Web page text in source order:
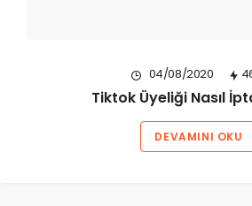
04/08/2020
Tiktok Üyeliği Nasıl
DEVAMINI OKU